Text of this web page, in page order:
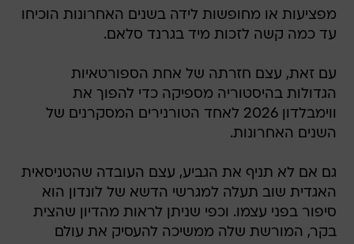
מפציעות או מחופשות לידה בשנים האחרונות הוכיחו
עד כמה קשה לזכות מיד בגרנד סלאם.
עם זאת, עצם חזרתה של אחת הספורטאיות
הגדולות בהיסטוריה מספיקה כדי להפוך את
ווימבלדון 2026 לאחד הטורנירים המסקרנים של
השנים האחרונות.
גם אם לא תניף את הגביע, עצם העובדה שהטניסאית
האגדית שוב תעלה למגרשי הדשא של לונדון הוא
סיפור בפני עצמו. וכפי שניתן לראות מהדיון שהצית
בקר, המורשת שלה ממשיכה להעסיק את עולם